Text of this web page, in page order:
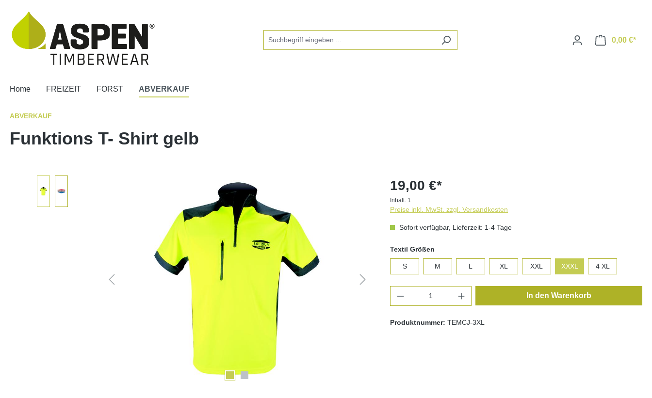
0,00 €*
Home FREIZEIT FORST ABVERKAUF
ABVERKAUF
Funktions T- Shirt gelb
19,00 €*
Inhalt: 1
Preise inkl. MwSt. zzgl. Versandkosten
Sofort verfügbar, Lieferzeit: 1-4 Tage
Textil Größen
S M L XL XXL XXXL 4 XL
Produkt Anzahl: Gib den gewünschten Wert ein
In den Warenkorb
Produktnummer: TEMCJ-3XL